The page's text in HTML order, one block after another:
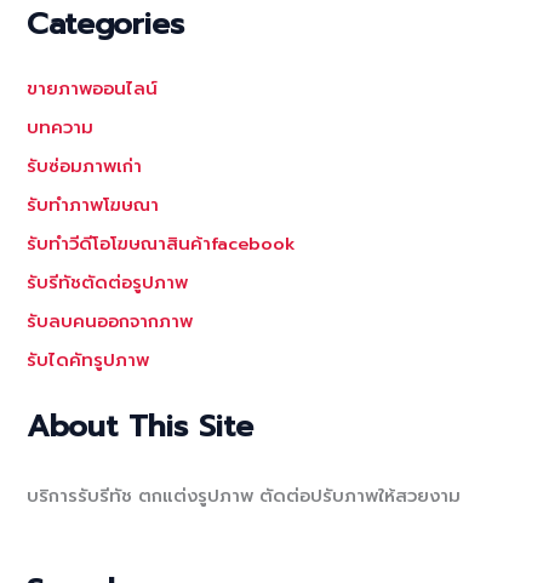
Categories
ขายภาพออนไลน์
บทความ
รับซ่อมภาพเก่า
รับทำภาพโฆษณา
รับทำวีดีโอโฆษณาสินค้าfacebook
รับรีทัชตัดต่อรูปภาพ
รับลบคนออกจากภาพ
รับไดคัทรูปภาพ
About This Site
บริการรับรีทัช ตกแต่งรูปภาพ ตัดต่อปรับภาพให้สวยงาม